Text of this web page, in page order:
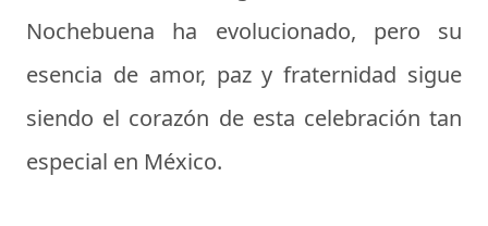
Nochebuena ha evolucionado, pero su
esencia de amor, paz y fraternidad sigue
siendo el corazón de esta celebración tan
especial en México.